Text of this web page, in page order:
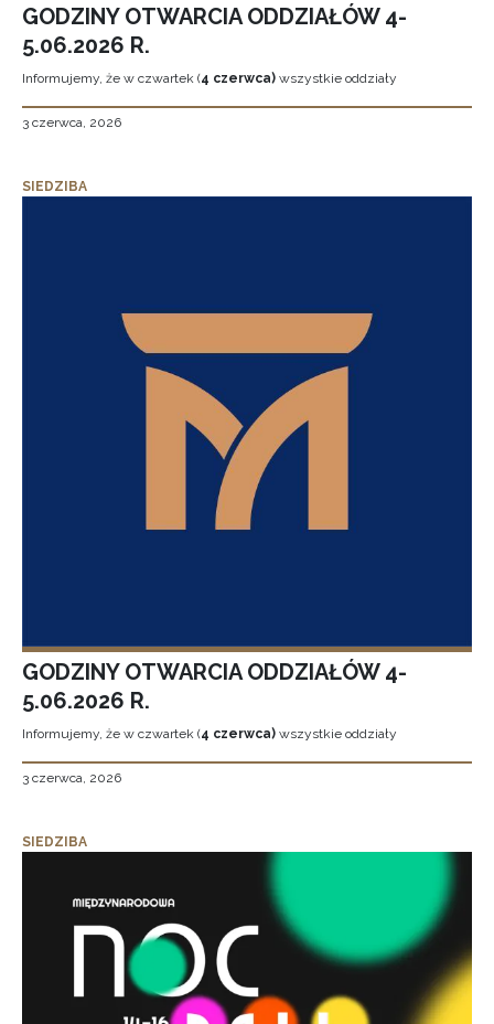
GODZINY OTWARCIA ODDZIAŁÓW 4-
5.06.2026 R.
Informujemy, że w czwartek (4 czerwca) wszystkie oddziały
3 czerwca, 2026
SIEDZIBA
GODZINY OTWARCIA ODDZIAŁÓW 4-
5.06.2026 R.
Informujemy, że w czwartek (4 czerwca) wszystkie oddziały
3 czerwca, 2026
SIEDZIBA